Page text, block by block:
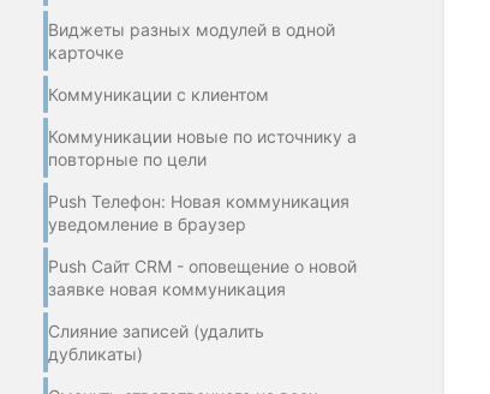
Виджеты разных модулей в одной
карточке
Коммуникации с клиентом
Коммуникации новые по источнику а
повторные по цели
Push Телефон: Новая коммуникация
уведомление в браузер
Push Сайт CRM - оповещение о новой
заявке новая коммуникация
Слияние записей (удалить
дубликаты)